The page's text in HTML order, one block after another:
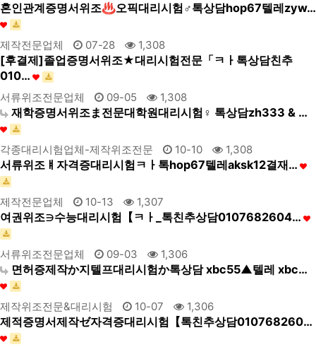
혼인관계증명서위조♨오픽대리시험♂톡상담hop67텔레zyw…
제작전문업체 07-28 1,308
[후결제]졸업증명서위조★대리시험전문「ㅋㅏ톡상담친추
010…
서류위조전문업체 09-05 1,308
재학증명서위조ま전문대학원대리시험♀ 톡상담zh333 & …
각종대리시험업체-제작위조전문 10-10 1,308
서류위조ㅒ자격증대리시험ㅋㅏ톡hop67텔레aksk12결재…
제작전문업체 10-13 1,307
여권위조∋수능대리시험【ㅋㅏ_톡친추상담0107682604…
서류위조전문업체 09-03 1,306
면허증제작か지텔프대리시험か톡상담 xbc55▲텔레 xbc…
제작위조전문&대리시험 10-07 1,306
제적증명서제작ゼ자격증대리시험【톡친추상담010768260…